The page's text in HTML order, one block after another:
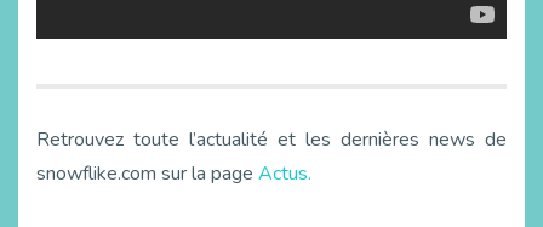
Retrouvez toute l’actualité et les dernières news de
snowflike.com sur la page Actus.